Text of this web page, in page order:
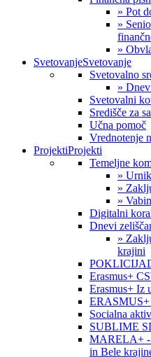
» Pot
»
»
SvetovanjeSvetovanje
Svetovalno
»
Svetovalni
Središče za
Učna pomoč
Vrednotenje
ProjektiProjekti
Temeljne
»
»
»
Digitalni
Dnevi
»
krajini
Erasmus+
Erasmus+ Iz
Socialna
SUBLIME
MARELA+ -
in Bele